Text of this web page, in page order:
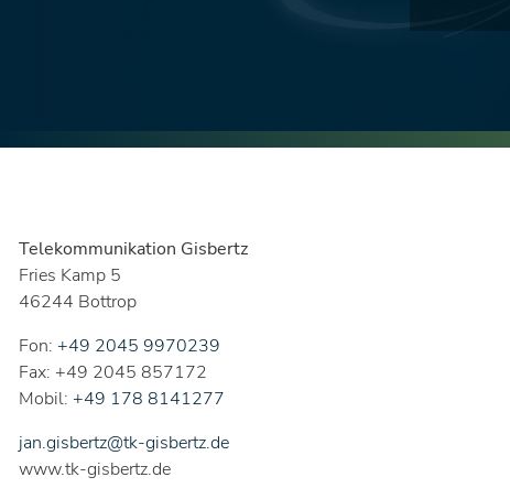
Telekommunikation Gisbertz
Fries Kamp 5
46244 Bottrop
Fon: +49 2045 9970239
Fax: +49 2045 857172
Mobil: +49 178 8141277
jan.gisbertz@tk-gisbertz.de
www.tk-gisbertz.de